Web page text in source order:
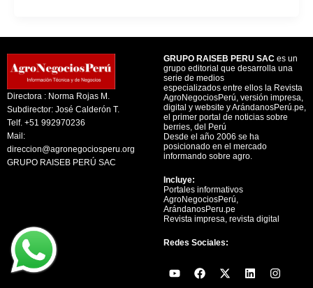
Directora : Norma Rojas M.
Subdirector: José Calderón T.
Telf. +51 992970236
Mail:
direccion@agronegociosperu.org
GRUPO RAISEB PERÚ SAC
GRUPO RAISEB PERU SAC es un
grupo editorial que desarrolla una
serie de medios
especializados entre ellos la Revista
AgroNegociosPerú, versión impresa,
digital y website y ArándanosPerú.pe,
el primer portal de noticias sobre
berries, del Perú
Desde el año 2006 se ha
posicionado en el mercado
informando sobre agro.
Incluye:
Portales informativos
AgroNegociosPerú,
ArándanosPeru.pe
Revista impresa, revista digital
Redes Sociales:
Y
o
F
a
X
-
L
i
I
n